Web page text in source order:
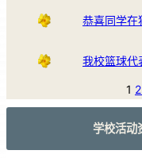
恭喜同学在
我校篮球代
1 2
学校活